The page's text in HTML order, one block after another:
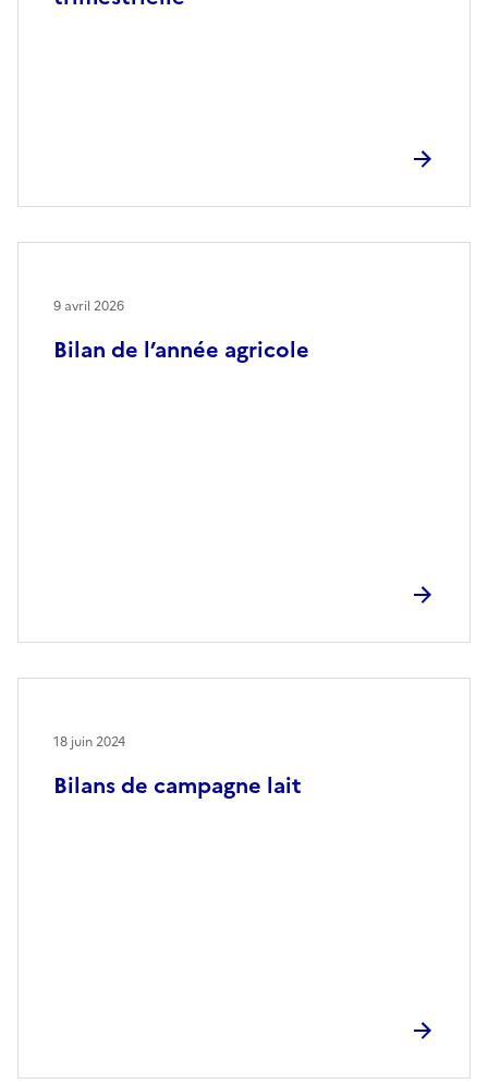
Bilan de l’année agricole
9 avril 2026
Bilans de campagne lait
18 juin 2024